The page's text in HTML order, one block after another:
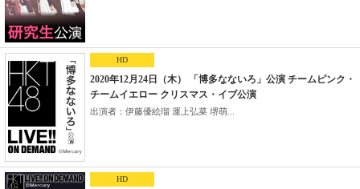
HD
2020年12月24日（木） 「博多なないろ」公演 チームピンク・
チームイエロー クリスマス・イブ公演
出演者：伊藤優絵瑠 運上弘菜 堺萌...
HD